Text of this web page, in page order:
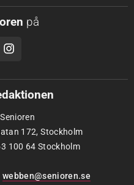
på
172, Stockholm
100 64 Stockholm
webben@senioren.se